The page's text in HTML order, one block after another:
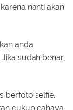
nanti akan
anda
sudah benar,
berfoto selfie.
cukup cahaya